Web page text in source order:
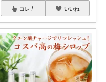
コレ いいね